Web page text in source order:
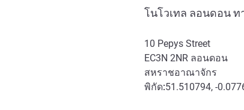
โนโวเทล ลอนดอน ท
10 Pepys Street
EC3N 2NR ลอนดอน
สหราชอาณาจักร
พิกัด:51.510794, -